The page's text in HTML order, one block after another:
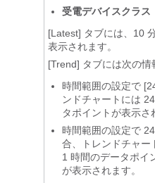
受電デバイスクラス
[Latest] タブには、10
表示されます。
[Trend] タブには次の情
時間範囲の設定で
ンドチャートには
タポイントが表示さ
時間範囲の設定で
合、トレンドチャー
1 時間のデータポイ
が表示されます。